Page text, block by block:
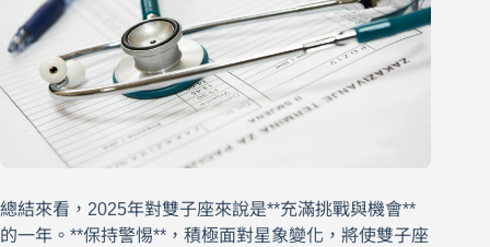
總結來看，2025年對雙子座來說是**充滿挑戰與機會**
的一年。**保持警惕**，積極面對星象變化，將使雙子座